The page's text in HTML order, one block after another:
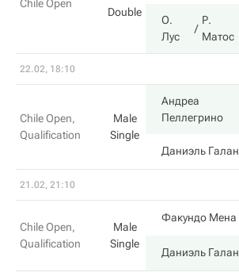
Chile Open
Double
О.
Лус
Р.
Матос
22.02, 18:10
Chile Open,
Qualification
Male
Single
Андреа
Пеллегрино
Даниэль Галан
21.02, 21:10
Chile Open,
Qualification
Male
Single
Факундо Мена
Даниэль Галан